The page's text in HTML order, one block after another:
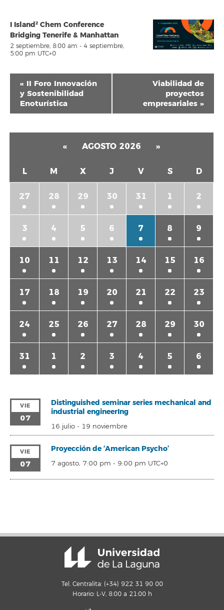
I Island² Chem Conference
Bridging Tenerife & Manhattan
2 septiembre, 8:00 am - 4 septiembre,
5:00 pm UTC+0
Navegación
del
Evento
« II Foro Innovación
y Sostenibilidad
Enoturística
Viabilidad de
proyectos
empresariales »
« AGOSTO 2026 »
L M X J V S D
27 28 29 30 31 1 2
3 4 5 6 7 8 9
10 11 12 13 14 15 16
17 18 19 20 21 22 23
24 25 26 27 28 29 30
31 1 2 3 4 5 6
VIE
07
Distinguished seminar series mechanical and
industrial engineerIng
16 julio- 19 noviembre
VIE
07
Proyección de ‘American Psycho’
7 agosto, 7:00 pm - 9:00 pm UTC+0
Tel. Centralita: (+34) 922 31 90 00
Horario: L-V, 8:00 a 21:00 h